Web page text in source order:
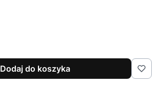
Dodaj do koszyka